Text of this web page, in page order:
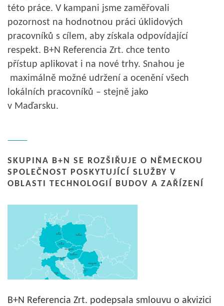
této práce. V kampani jsme zaměřovali
pozornost na hodnotnou práci úklidových
pracovníků s cílem, aby získala odpovídající
respekt. B+N Referencia Zrt. chce tento
přístup aplikovat i na nové trhy. Snahou je
maximálně možné udržení a ocenění všech
lokálních pracovníků – stejně jako
v Maďarsku.
SKUPINA B+N SE ROZŠIŘUJE O NĚMECKOU
SPOLEČNOST POSKYTUJÍCÍ SLUŽBY V
OBLASTI TECHNOLOGIÍ BUDOV A ZAŘÍZENÍ
B+N Referencia Zrt. podepsala smlouvu o akvizici